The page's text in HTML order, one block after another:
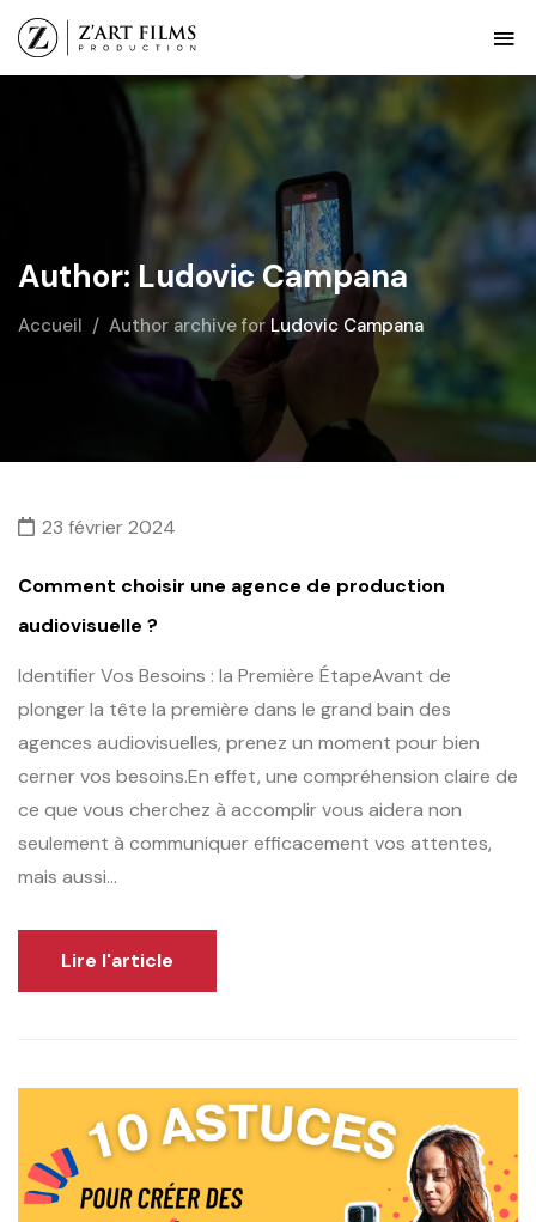
Author: Ludovic Campana
Accueil Author archive for Ludovic Campana
23 février 2024
Comment choisir une agence de production
audiovisuelle ?
Identifier Vos Besoins : la Première ÉtapeAvant de
plonger la tête la première dans le grand bain des
agences audiovisuelles, prenez un moment pour bien
cerner vos besoins.En effet, une compréhension claire de
ce que vous cherchez à accomplir vous aidera non
seulement à communiquer efficacement vos attentes,
mais aussi...
Lire l'article